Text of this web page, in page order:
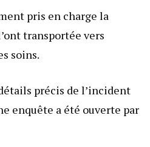
pris en charge la
transportée vers
soins.
précis de l’incident
enquête a été ouverte par